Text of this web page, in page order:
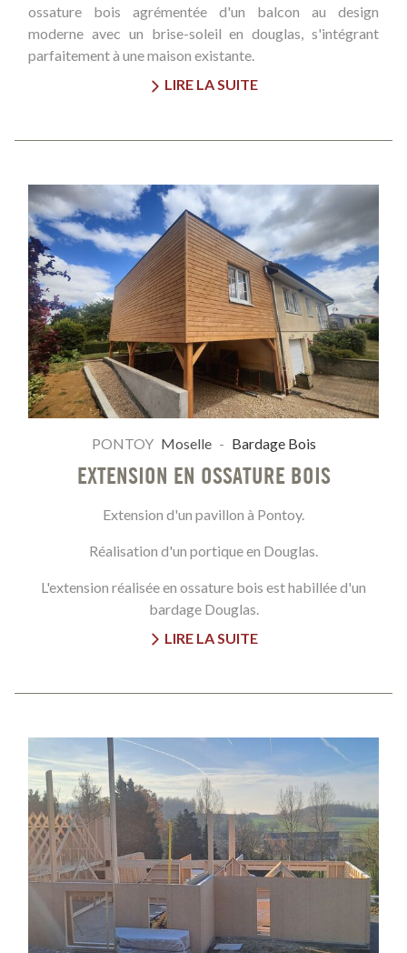
ossature bois agrémentée d'un balcon au design
moderne avec un brise-soleil en douglas, s'intégrant
parfaitement à une maison existante.
LIRE LA SUITE
PONTOY Moselle - Bardage Bois
EXTENSION EN OSSATURE BOIS
Extension d'un pavillon à Pontoy.
Réalisation d'un portique en Douglas.
L'extension réalisée en ossature bois est habillée d'un
bardage Douglas.
LIRE LA SUITE